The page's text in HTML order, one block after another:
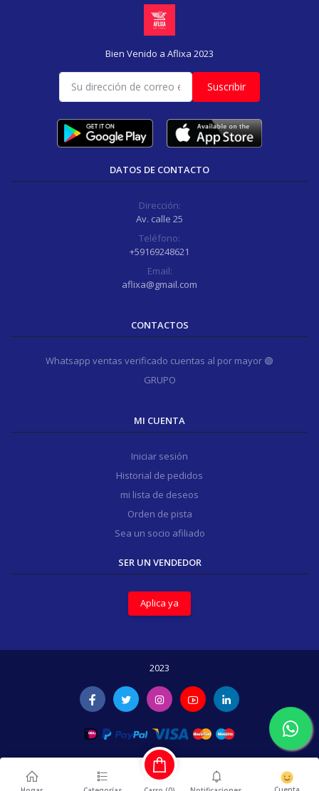
Bien Venido a Aflixa 2023
Suscribir
DATOS DE CONTACTO
Dirección:
Av. calle 25
Teléfono:
+59169248621
Email:
aflixa@gmail.com
CONTACTOS
Whatsapp ventas verificado cuentas al por mayor 🟢
GRUPO
MI CUENTA
Iniciar sesión
Historial de pedidos
mi lista de deseos
Orden de pista
Sea un socio afiliado
SER UN VENDEDOR
Aplica ya
2023